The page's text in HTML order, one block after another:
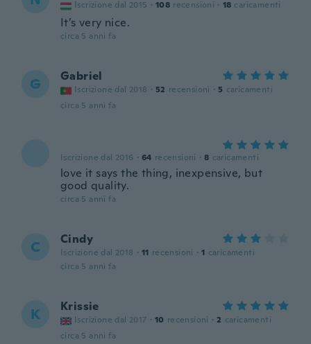
Iscrizione dal 2015 · 108 recensioni · 18 caricamenti
It’s very nice.
circa 5 anni fa
G Gabriel
Iscrizione dal 2018 · 52 recensioni · 5 caricamenti
circa 5 anni fa
Iscrizione dal 2016 · 64 recensioni · 8 caricamenti
love it says the thing, inexpensive, but
good quality.
circa 5 anni fa
C Cindy
Iscrizione dal 2018 · 11 recensioni · 1 caricamenti
circa 5 anni fa
K Krissie
Iscrizione dal 2017 · 10 recensioni · 2 caricamenti
circa 5 anni fa